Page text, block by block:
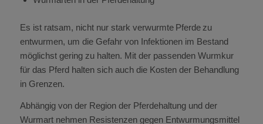
Es ist ratsam, nicht nur stark verwurmte Pferde zu
entwurmen, um die Gefahr von Infektionen im Bestand
möglichst gering zu halten. Mit der passenden Wurmkur
für das Pferd halten sich auch die Kosten der Behandlung
in Grenzen.
Abhängig von der Region der Pferdehaltung und der
Wurmart nehmen Resistenzen gegen Entwurmungsmittel